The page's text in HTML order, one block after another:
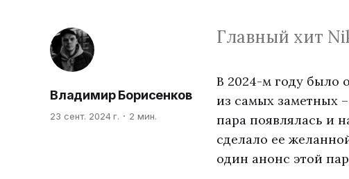
Владимир Борисенков
23 сент. 2024 г. 2 мин.
Главный хит
В 2024-м году было
из самых заметных
пара появлялась и
сделало ее
один анонс этой